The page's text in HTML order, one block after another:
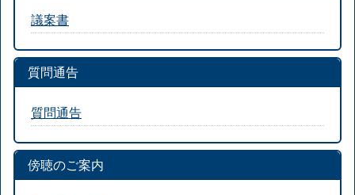
議案書
質問通告
質問通告
傍聴のご案内